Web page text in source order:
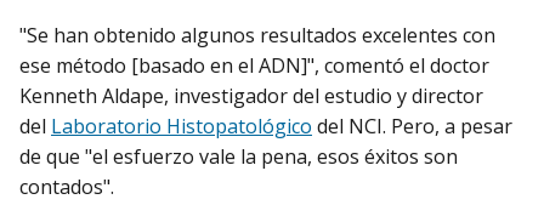
"Se han obtenido algunos resultados excelentes con
ese método [basado en el ADN]", comentó el doctor
Kenneth Aldape, investigador del estudio y director
del Laboratorio Histopatológico del NCI. Pero, a pesar
de que "el esfuerzo vale la pena, esos éxitos son
contados".